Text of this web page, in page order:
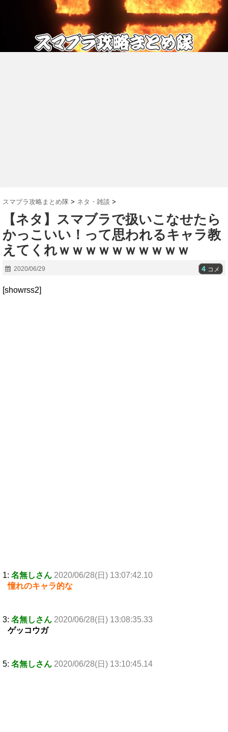
スマブラ攻略まとめ隊 > ネタ・雑談 >
【ネタ】スマブラで扱いこなせたら
かっこいい！って思われるキャラ教
えてくれｗｗｗｗｗｗｗｗｗｗ
2020/06/29 4 コメ
[showrss2]
1: 名無しさん 2020/06/28(日) 13:07:42.10
憧れのキャラ的な
3: 名無しさん 2020/06/28(日) 13:08:35.33
ゲッコウガ
5: 名無しさん 2020/06/28(日) 13:10:45.14